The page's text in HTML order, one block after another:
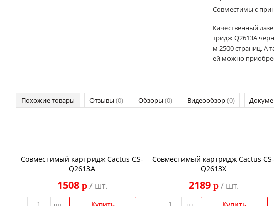
Совместимы с
Качественный
тридж Q2613A
м 2500 страниц. А
ей можно
Похожие товары Отзывы (0) Обзоры (0) Видеообзор(0)
Совместимый картридж Cactus CS-
Q2613A
1508 p/ шт.
Совместимый картридж Cactus CS-
Q2613X
2189 p/ шт.